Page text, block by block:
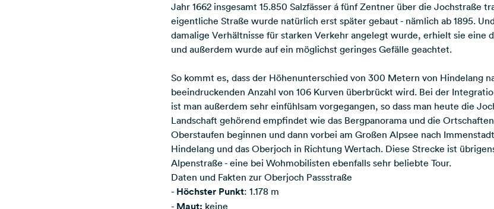
Jahr 1662 insgesamt 15.850 Salzfässer á fünf Zentner über die Jochstraße
eigentliche Straße wurde natürlich erst später gebaut - nämlich ab 1895.
damalige Verhältnisse für starken Verkehr angelegt wurde, erhielt sie eine
und außerdem wurde auf ein möglichst geringes Gefälle geachtet.
So kommt es, dass der Höhenunterschied von 300 Metern von Hindelang
beeindruckenden Anzahl von 106 Kurven überbrückt wird. Bei der
ist man außerdem sehr einfühlsam vorgegangen, so dass man heute die
Landschaft gehörend empfindet wie das Bergpanorama und die
Oberstaufen beginnen und dann vorbei am Großen Alpsee nach
Hindelang und das Oberjoch in Richtung Wertach. Diese Strecke ist
Alpenstraße - eine bei Wohmobilisten ebenfalls sehr beliebte Tour.
Daten und Fakten zur Oberjoch Passstraße
- Höchster Punkt: 1.178 m
-
keine